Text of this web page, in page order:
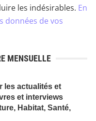
les indésirables. En
données de vos
MENSUELLE
les actualités et
et interviews
Habitat, Santé,